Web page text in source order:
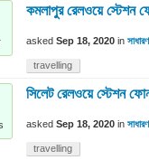
কমলাপুর রেলওয়ে স্টেশন
asked Sep 18, 2020 in সাধারণ
travelling
সিলেট রেলওয়ে স্টেশন
asked Sep 18, 2020 in সাধারণ
travelling